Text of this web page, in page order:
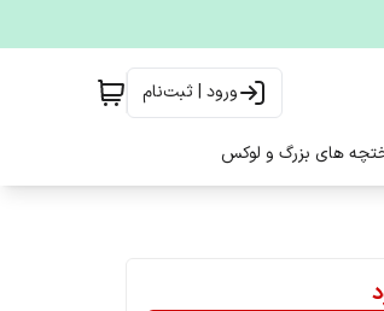
ورود | ثبت‌نام
های بزرگ و لوکس